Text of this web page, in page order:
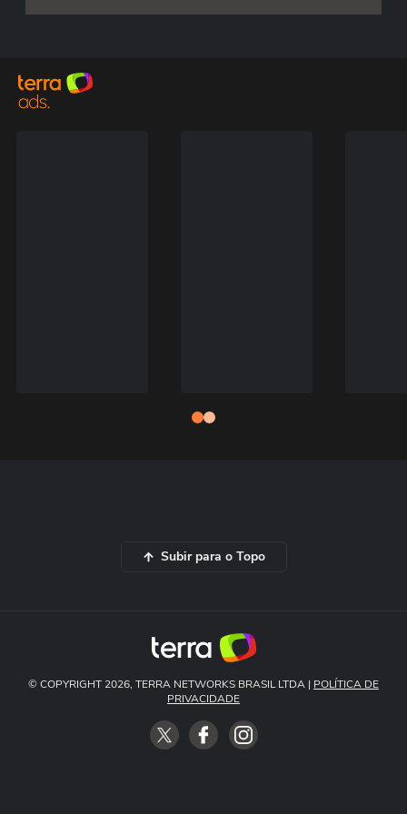
Subir para o Topo
© COPYRIGHT 2026, TERRA NETWORKS BRASIL LTDA | POLÍTICA DE
PRIVACIDADE